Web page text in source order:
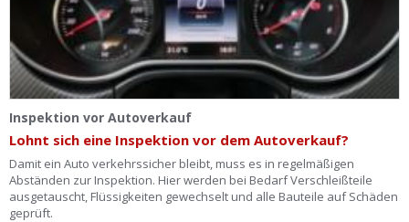
Inspektion vor Autoverkauf
Lohnt sich eine Inspektion vor dem Autoverkauf?
Damit ein Auto verkehrssicher bleibt, muss es in regelmäßigen
Abständen zur Inspektion. Hier werden bei Bedarf Verschleißteile
ausgetauscht, Flüssigkeiten gewechselt und alle Bauteile auf Schäden
geprüft.